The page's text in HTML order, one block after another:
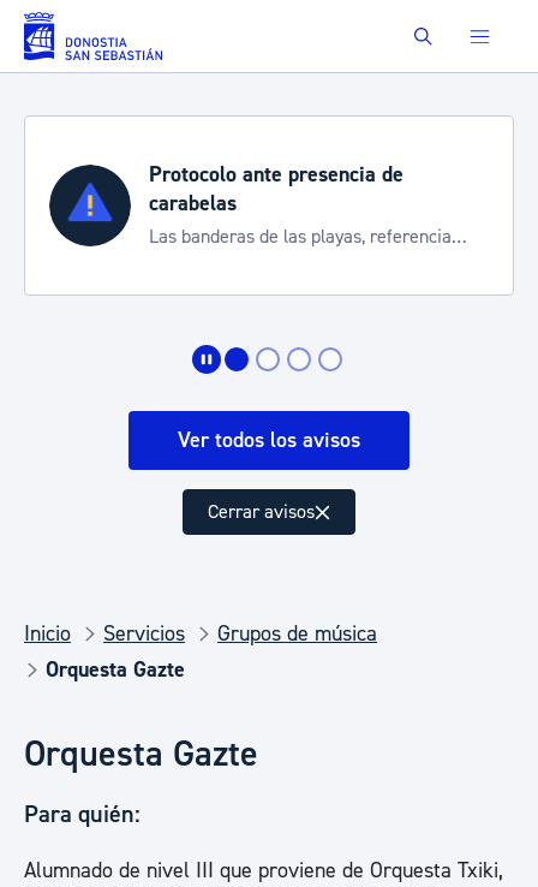
Saltar al contenido principal Buscar
Protocolo ante presencia de
carabelas
Las banderas de las playas, referencia
Ver todos los avisos
Cerrar avisos
Inicio Servicios
Grupos de música
Orquesta Gazte
Orquesta Gazte
Para quién:
Alumnado de nivel III que proviene de Orquesta Txiki,